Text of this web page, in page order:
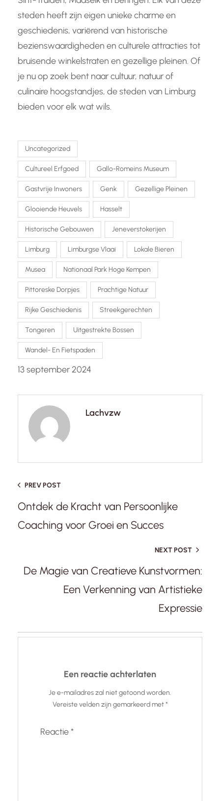
steden heeft zijn eigen unieke charme en
geschiedenis, variërend van historische
bezienswaardigheden en culturele attracties tot
bruisende winkelstraten en gezellige pleinen. Of
je nu op zoek bent naar cultuur, natuur of
culinaire hoogstandjes, de steden van Limburg
bieden voor elk wat wils.
Uncategorized
Cultureel Erfgoed Gallo-Romeins Museum
Gastvrije Inwoners Genk Gezellige Pleinen
Glooiende Heuvels Hasselt
Historische Gebouwen Jeneverstokerijen
Limburg Limburgse Vlaai Lokale Bieren
Musea Nationaal Park Hoge Kempen
Pittoreske Dorpjes Prachtige Natuur
Rijke Geschiedenis Streekgerechten
Tongeren Uitgestrekte Bossen
Wandel- En Fietspaden
13 september 2024
Lachvzw
PREV POST
Ontdek de Kracht van Persoonlijke
Coaching voor Groei en Succes
NEXT POST
De Magie van Creatieve Kunstvormen:
Een Verkenning van Artistieke
Expressie
Een reactie achterlaten
Je e-mailadres zal niet getoond worden.
Vereiste velden zijn gemarkeerd met*
Reactie*